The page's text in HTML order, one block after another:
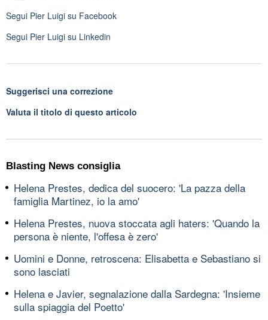
Segui Pier Luigi su Facebook
Segui Pier Luigi su Linkedin
Suggerisci una correzione
Valuta il titolo di questo articolo
Blasting News consiglia
Helena Prestes, dedica del suocero: 'La pazza della
famiglia Martinez, io la amo'
Helena Prestes, nuova stoccata agli haters: 'Quando la
persona è niente, l'offesa è zero'
Uomini e Donne, retroscena: Elisabetta e Sebastiano si
sono lasciati
Helena e Javier, segnalazione dalla Sardegna: 'Insieme
sulla spiaggia del Poetto'